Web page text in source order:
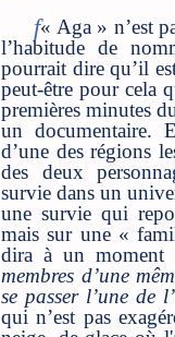
« Aga » n’est
l’habitude de
pourrait dire qu’il
peut-être pour cela
premières minutes
un documentaire.
d’une des régions
des deux
survie dans un
une survie qui
mais sur une «
dira à un
membres d’une
se passer l’une de
qui n’est pas